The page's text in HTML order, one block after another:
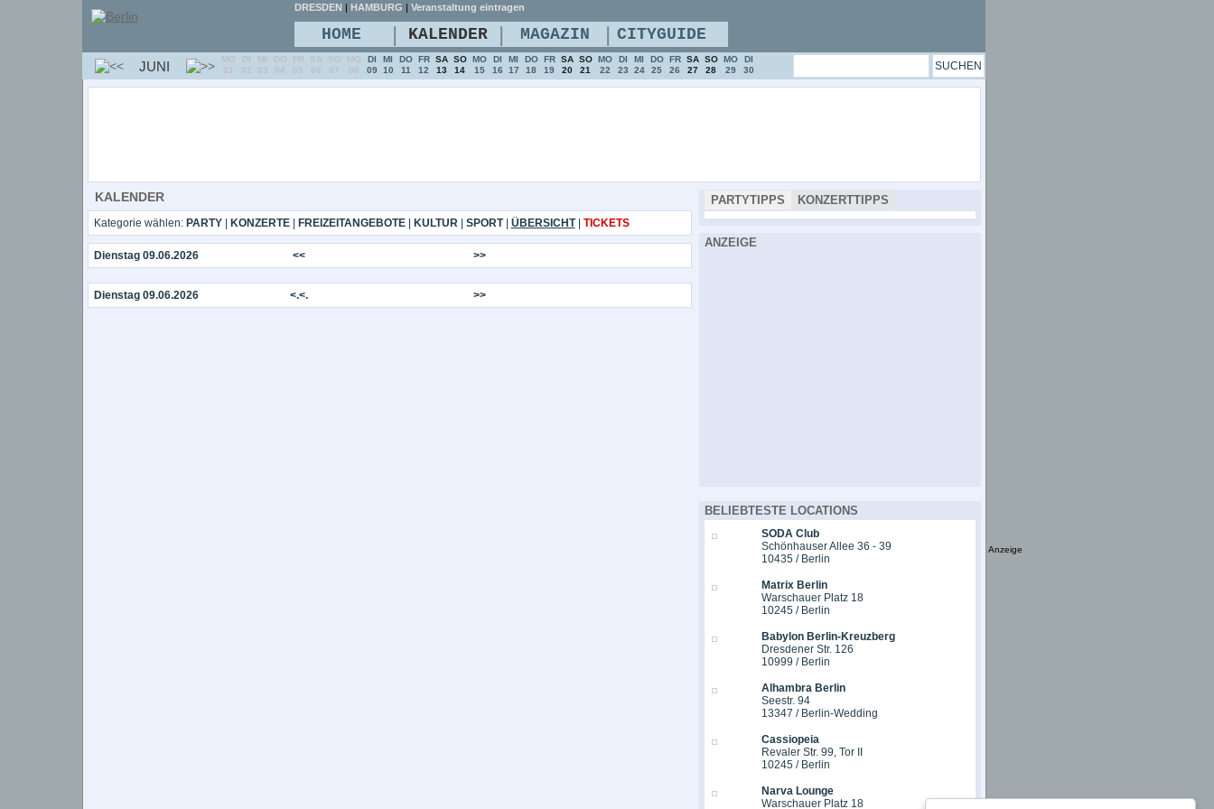
KALENDER
Kategorie wählen: PARTY| KONZERTE| FREIZEITANGEBOTE| KULTUR| SPORT| ÜBERSICHT| TICKETS
Dienstag 09.06.2026 << >>
Dienstag 09.06.2026 <.<. >>
PARTYTIPPS KONZERTTIPPS
ANZEIGE
BELIEBTESTE LOCATIONS
SODA Club
Schönhauser Allee 36 - 39
10435 / Berlin
Matrix Berlin
Warschauer Platz 18
10245 / Berlin
Babylon Berlin-Kreuzberg
Dresdener Str. 126
10999 / Berlin
Alhambra Berlin
Seestr. 94
13347 / Berlin-Wedding
Cassiopeia
Revaler Str. 99, Tor II
10245 / Berlin
Narva Lounge
Warschauer Platz 18
DRESDEN | HAMBURG | Veranstaltung eintragen
HOME | KALENDER | MAGAZIN | CITYGUIDE
JUNI
MO
01
DI
02
MI
03
DO
04
FR
05
SA
06
SO
07
MO
08
DI
09
MI
10
DO
11
FR
12
SA
13
SO
14
MO
15
DI
16
MI
17
DO
18
FR
19
SA
20
SO
21
MO
22
DI
23
MI
24
DO
25
FR
26
SA
27
SO
28
MO
29
DI
30
Anzeige